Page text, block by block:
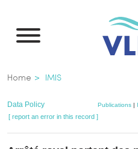
main
Breadcrumb
Home IMIS
Data Policy Publications |
[ report an error in this record ]